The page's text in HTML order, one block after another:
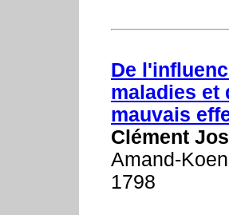
De
maladies et
mauvais
Clément
Amand-
1798